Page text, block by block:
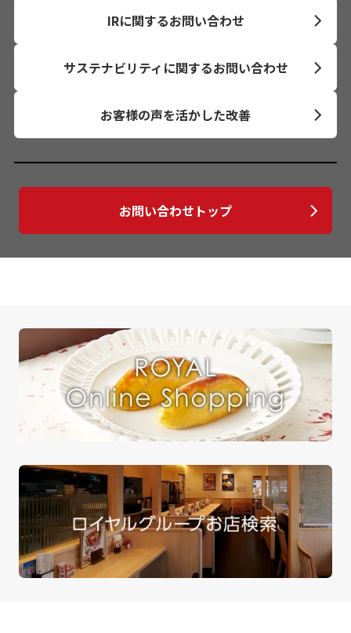
IRに関するお問い合わせ
サステナビリティに関するお問い合わせ
お客様の声を活かした改善
お問い合わせトップ